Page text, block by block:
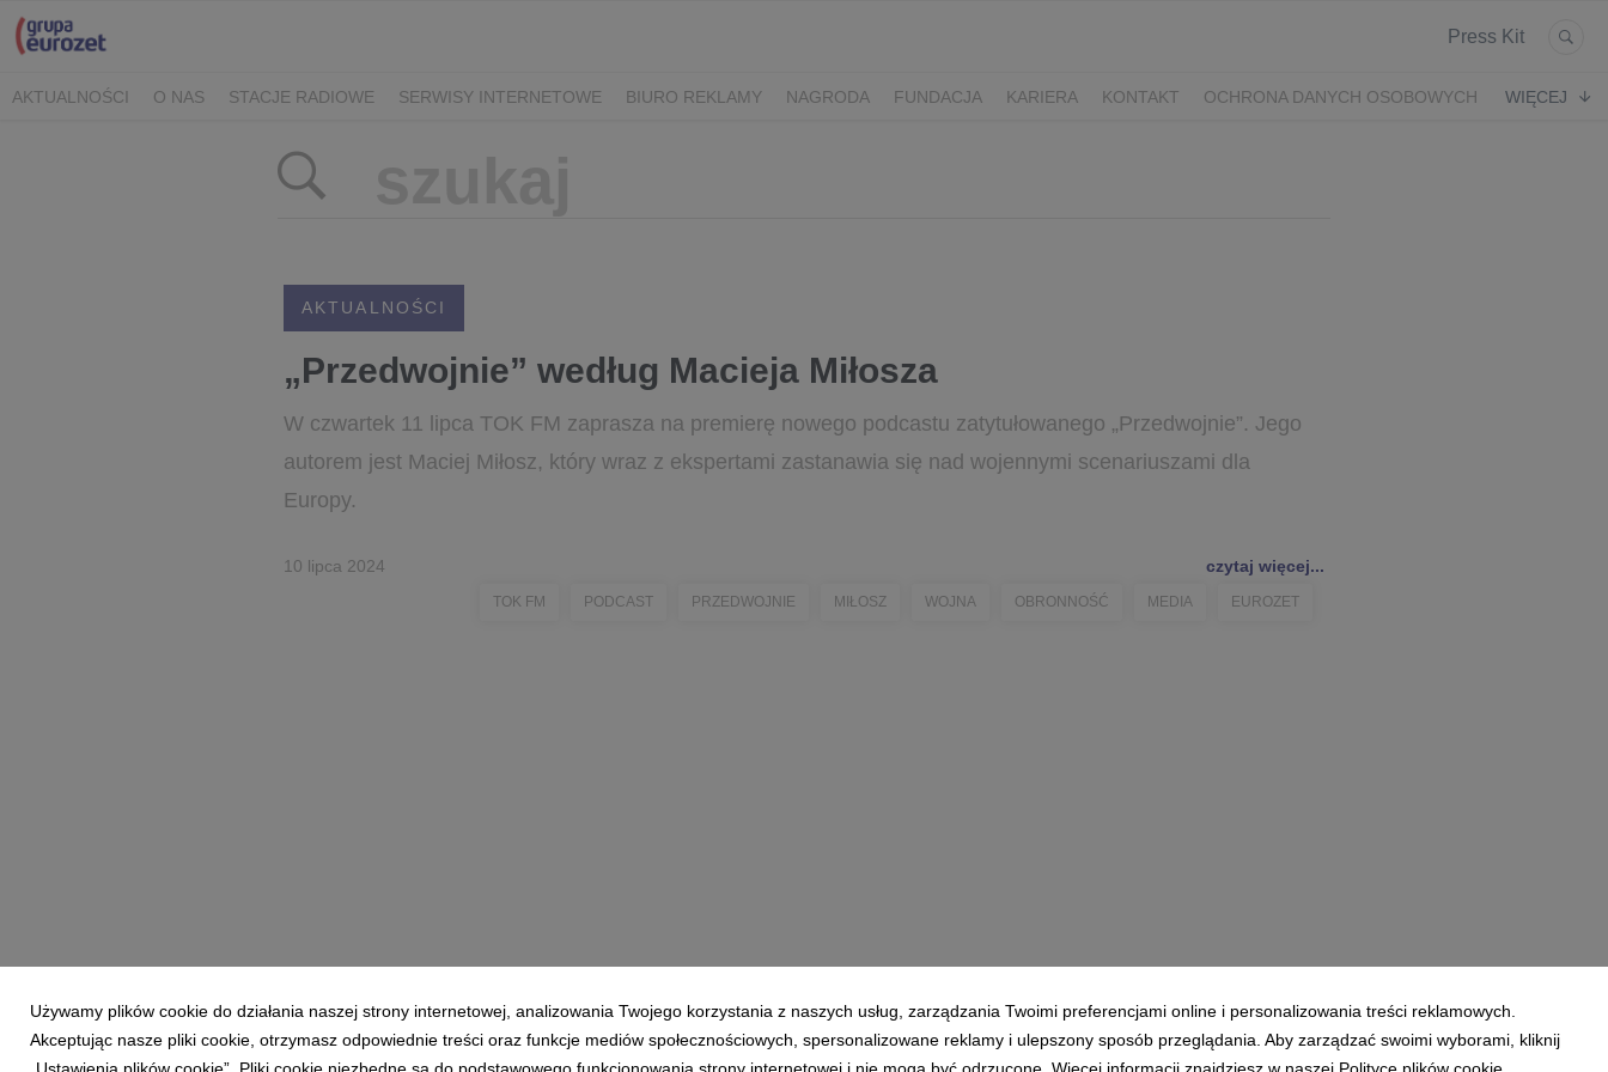
Press Kit
AKTUALNOŚCI O NAS STACJE RADIOWE SERWISY INTERNETOWE BIURO REKLAMY NAGRODA FUNDACJA KARIERA KONTAKT
OCHRONA DANYCH OSOBOWYCH
WIĘCEJ
AKTUALNOŚCI
„Przedwojnie” według Macieja Miłosza
W czwartek 11 lipca TOK FM zaprasza na premierę nowego podcastu zatytułowanego „Przedwojnie”. Jego
autorem jest Maciej Miłosz, który wraz z ekspertami zastanawia się nad wojennymi scenariuszami dla
Europy.
10 lipca 2024 czytaj więcej...
TOK FM PODCAST PRZEDWOJNIE MIŁOSZ WOJNA OBRONNOŚĆ MEDIA EUROZET
Powered by
Używamy plików cookie do działania naszej strony internetowej, analizowania Twojego korzystania z naszych usług, zarządzania Twoimi preferencjami online i personalizowania treści reklamowych.
Akceptując nasze pliki cookie, otrzymasz odpowiednie treści oraz funkcje mediów społecznościowych, spersonalizowane reklamy i ulepszony sposób przeglądania. Aby zarządzać swoimi wyborami, kliknij